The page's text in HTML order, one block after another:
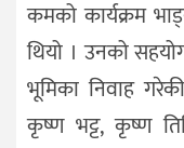
कमको कार्यक्रम
थियो । उनको
भूमिका निवाह
कृष्ण भट्ट, कृष्ण